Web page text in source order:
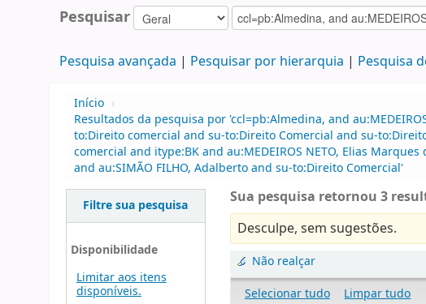
Pesquisar
Pesquisa avançada Pesquisar por hierarquia Pesquisa
Início ›
Resultados da pesquisa por 'ccl=pb:Almedina, and
to:Direito comercial and su-to:Direito Comercial and su-
comercial and itype:BK and au:MEDEIROS NETO, Elias
and au:SIMÃO FILHO, Adalberto and su-to:Direito Comercial'
Filtre sua pesquisa
Disponibilidade
Limitar aos itens
disponíveis.
Sua pesquisa retornou 3
Desculpe, sem sugestões.
Não realçar
Selecionar tudo
Limpar tudo